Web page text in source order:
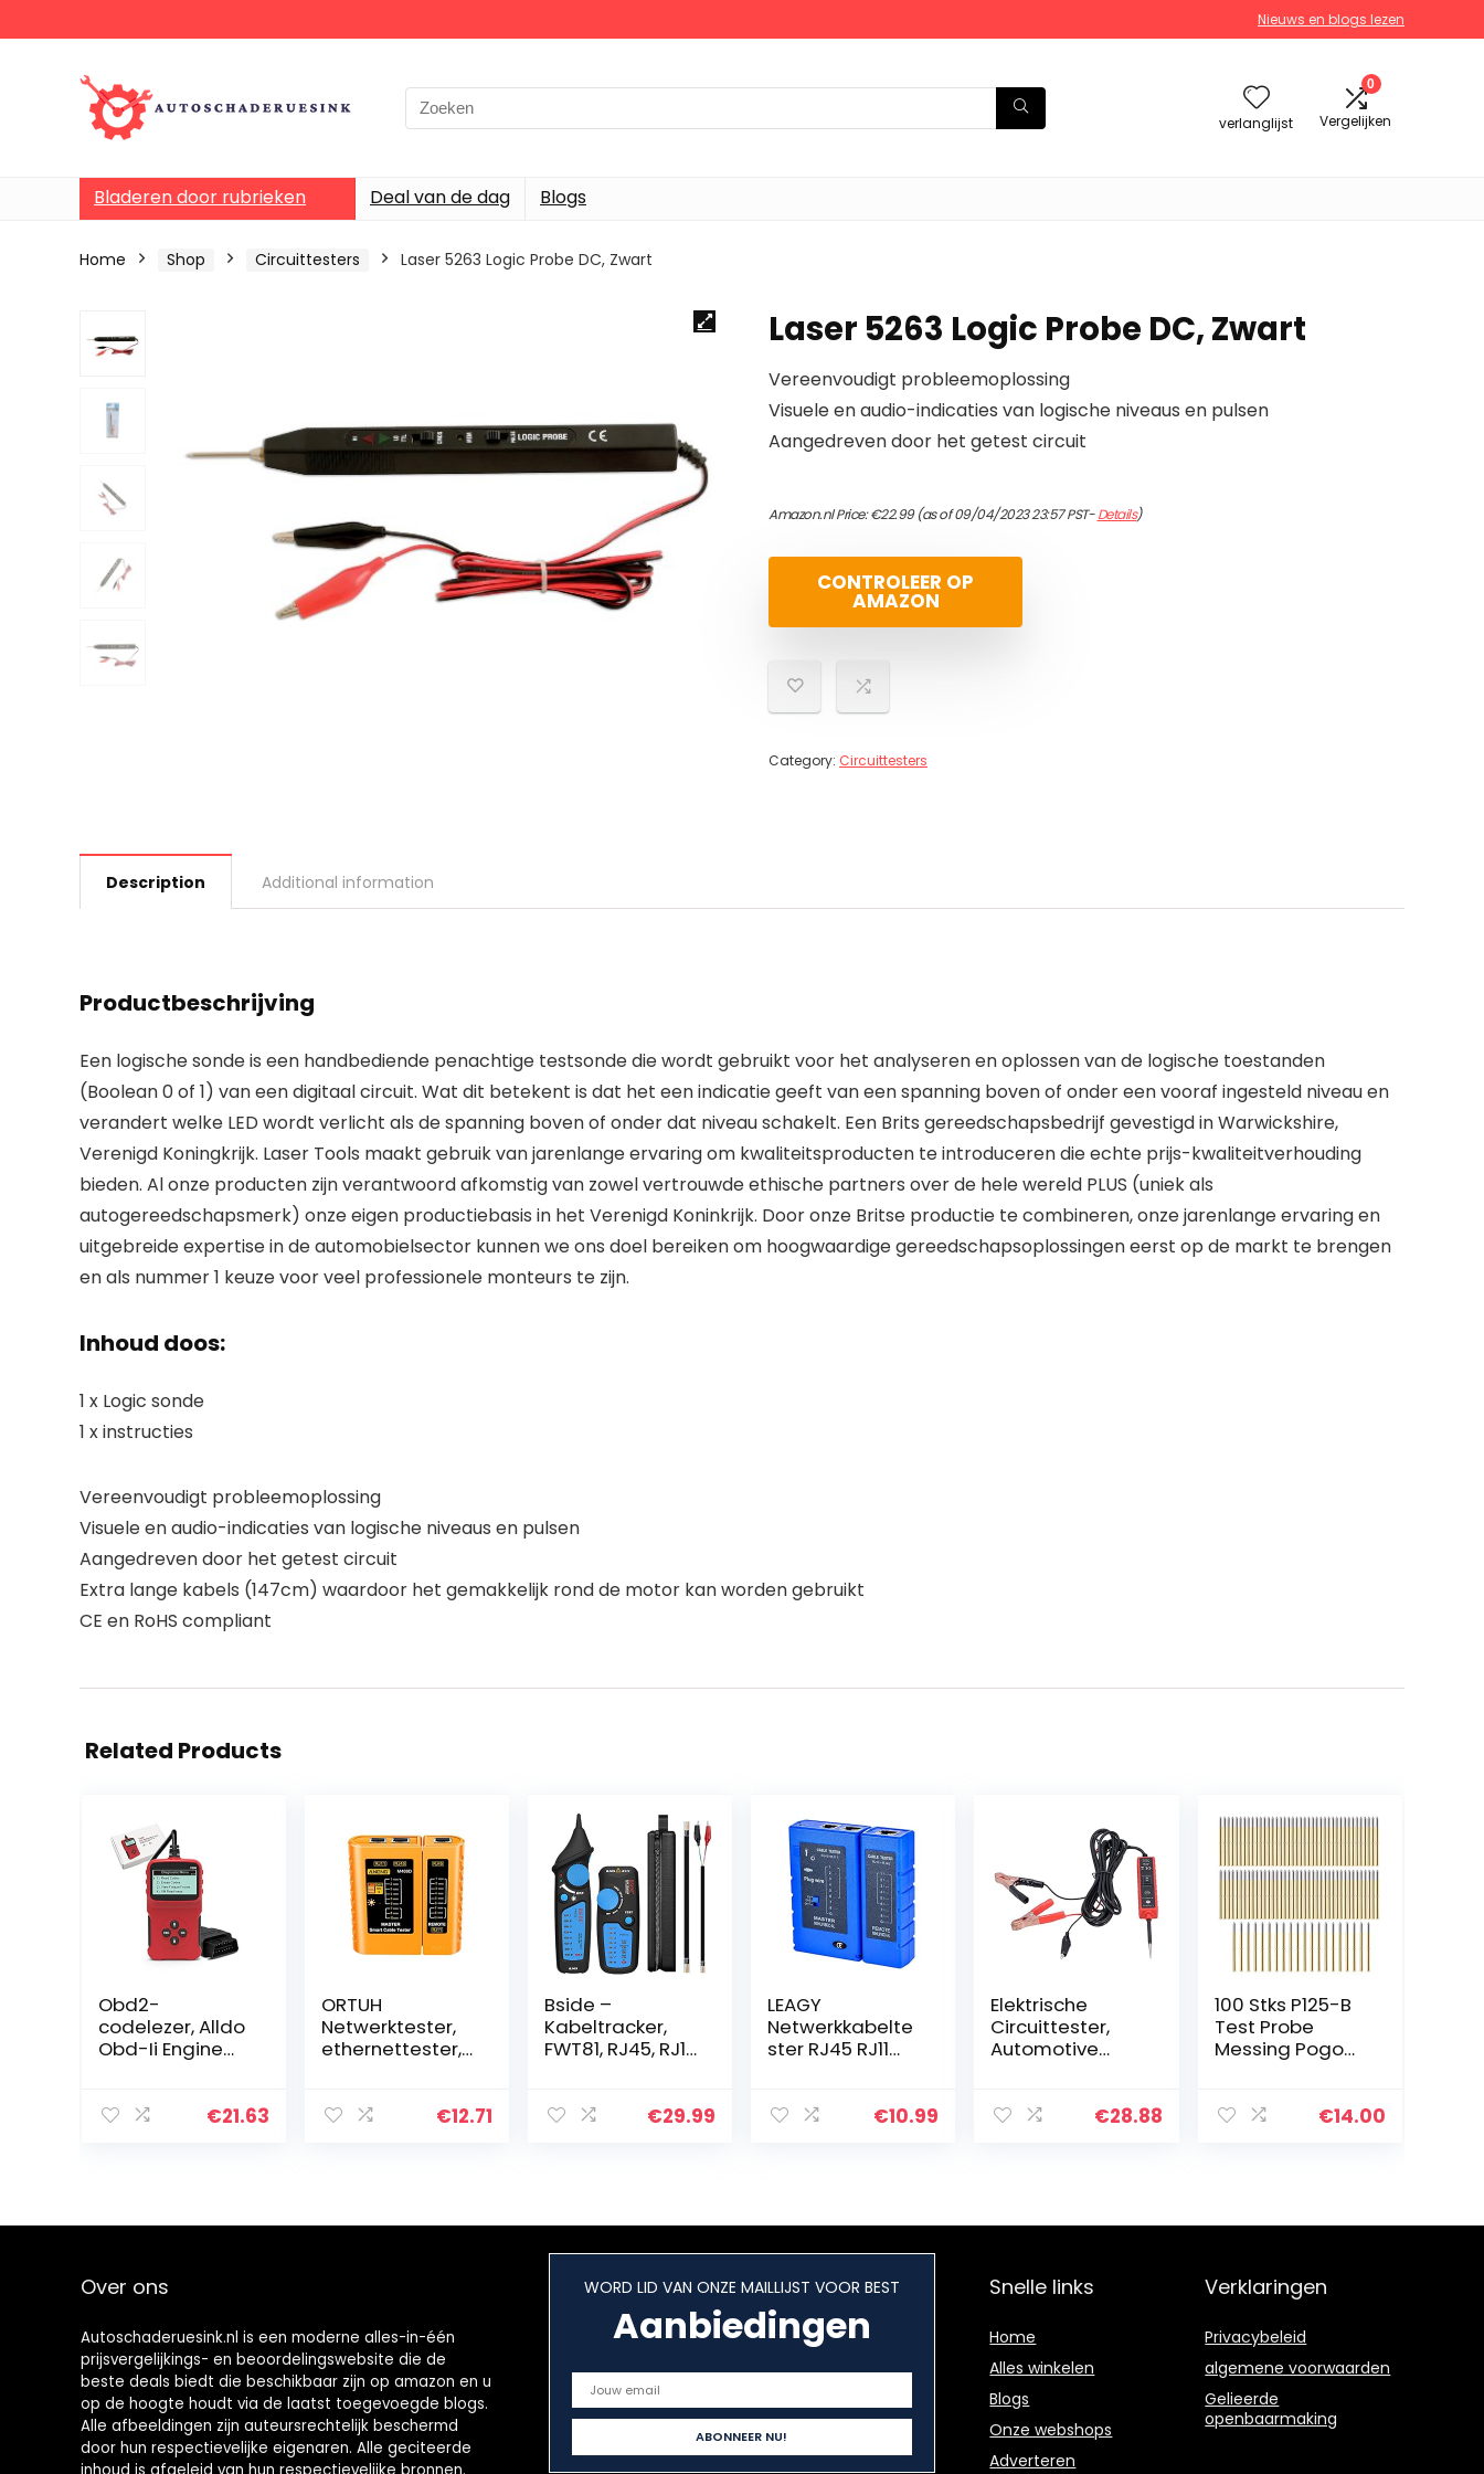
Nieuws en blogs lezen
verlanglijst
0
Vergelijken
Bladeren door rubrieken Deal van de dag Blogs
Home Shop Circuittesters Laser 5263 Logic Probe DC, Zwart
Laser 5263 Logic Probe DC, Zwart
Vereenvoudigt probleemoplossing
Visuele en audio-indicaties van logische niveaus en pulsen
Aangedreven door het getest circuit
Amazon.nl Price:€22.99(as of 09/04/2023 23:57 PST-Details)
CONTROLEER OP
AMAZON
Category: Circuittesters
Description Additional information
Productbeschrijving
Een logische sonde is een handbediende penachtige testsonde die wordt gebruikt voor het analyseren en oplossen van de logische toestanden
(Boolean 0 of 1) van een digitaal circuit. Wat dit betekent is dat het een indicatie geeft van een spanning boven of onder een vooraf ingesteld niveau en
verandert welke LED wordt verlicht als de spanning boven of onder dat niveau schakelt. Een Brits gereedschapsbedrijf gevestigd in Warwickshire,
Verenigd Koningkrijk. Laser Tools maakt gebruik van jarenlange ervaring om kwaliteitsproducten te introduceren die echte prijs-kwaliteitverhouding
bieden. Al onze producten zijn verantwoord afkomstig van zowel vertrouwde ethische partners over de hele wereld PLUS (uniek als
autogereedschapsmerk) onze eigen productiebasis in het Verenigd Koninkrijk. Door onze Britse productie te combineren, onze jarenlange ervaring en
uitgebreide expertise in de automobielsector kunnen we ons doel bereiken om hoogwaardige gereedschapsoplossingen eerst op de markt te brengen
en als nummer 1 keuze voor veel professionele monteurs te zijn.
Inhoud doos:
1 x Logic sonde
1 x instructies
Vereenvoudigt probleemoplossing
Visuele en audio-indicaties van logische niveaus en pulsen
Aangedreven door het getest circuit
Extra lange kabels (147cm) waardoor het gemakkelijk rond de motor kan worden gebruikt
CE en RoHS compliant
Related Products
Obd2-
codelezer, Alldo
Obd-Ii Engine
Tools, Obd
€21.63
ORTUH
Netwerktester,
ethernettester,
kabeltester,
€12.71
Bside –
Kabeltracker,
FWT81, RJ45, RJ11,
stroomleiding,
€29.99
LEAGY
Netwerkkabelte
ster RJ45 RJ11
Ethernet
€10.99
Elektrische
Circuittester,
Automotive
Circuittester, 6-
€28.88
100 Stks P125-B
Test Probe
Messing Pogo
Naald Head Pins
€14.00
Over ons
Autoschaderuesink.nl is een moderne alles-in-één
prijsvergelijkings- en beoordelingswebsite die de
beste deals biedt die beschikbaar zijn op amazon en u
op de hoogte houdt via de laatst toegevoegde blogs.
Alle afbeeldingen zijn auteursrechtelijk beschermd
door hun respectievelijke eigenaren. Alle geciteerde
WORD LID VAN ONZE MAILLIJST VOOR BEST
Aanbiedingen
Snelle links
Home
Alles winkelen
Blogs
Onze webshops
Adverteren
Verklaringen
Privacybeleid
algemene voorwaarden
Gelieerde
openbaarmaking